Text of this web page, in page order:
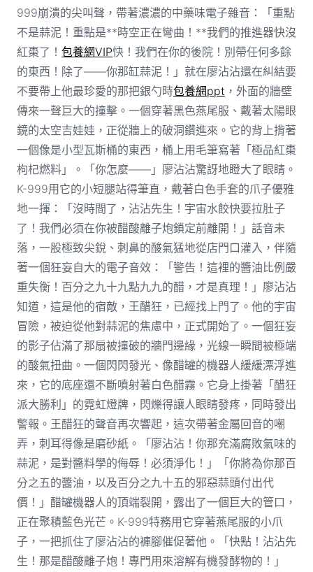
999崩潰的尖叫聲，帶著濃濃的中藥味電子雜音：「重點
不是蒜泥！重點是**時空正在彎曲！**我們的推進器快沒
紅棗了！ 包養網VIP快！我們在你的後院！別帶任何多餘
的東西！除了——你那缸蒜泥！」就在廖沾沾還在糾結要
不要帶上他最珍愛的那把銀勺時包養網ppt ，外面的牆壁
傳來一聲巨大的撞擊。一個穿著黑色燕尾服、戴著太陽眼
鏡的太空吉娃娃，正從牆上的破洞鑽進來。它的背上揹著
一個像是小型瓦斯桶的東西，桶上用毛筆寫著「極品紅棗
枸杞燃料」。「你怎麼——」廖沾沾驚訝地瞪大了眼睛。
K-999用它的小短腿站得筆直，戴著白色手套的爪子優雅
地一揮：「沒時間了，沾沾先生！宇宙水餃快要拉肚子
了！我們必須在你被醋酸離子炮鎖定前離開！」話音未
落，一股極致尖銳、刺鼻的酸氣猛地從店門口灌入，伴隨
著一個狂妄自大的電子音效：「警告！這裡的醬油比例嚴
重失衡！百分之九十九點九九的醋，才是真理！」廖沾沾
知道，這是他的宿敵，王醋狂，已經找上門了。他的宇宙
冒險，被迫從他對蒜泥的焦慮中，正式開始了。一個狂妄
的影子佔滿了那扇被撞破的牆門邊緣，光線一瞬間被極端
的酸氣扭曲。一個閃閃發光、像醋罐的機器人緩緩漂浮進
來，它的底座還不斷噴射著白色醋霧。它身上掛著「醋狂
派大勝利」的霓虹燈牌，閃爍得讓人眼睛發疼，同時發出
警報。王醋狂的聲音再次響起，這次帶著金屬回音的嘲
弄，刺耳得像是磨砂紙。「廖沾沾！你那充滿腐敗氣味的
蒜泥，是對醬料學的侮辱！必須淨化！」「你將為你那百
分之五的醬油，以及百分之九十五的邪惡蒜頭付出代
價！」醋罐機器人的頂端裂開，露出了一個巨大的管口，
正在聚積藍色光芒。K-999特務用它穿著燕尾服的小爪
子，一把抓住了廖沾沾的褲腳催促著他。「快點！沾沾先
生！那是醋酸離子炮！專門用來溶解有機發酵物的！」